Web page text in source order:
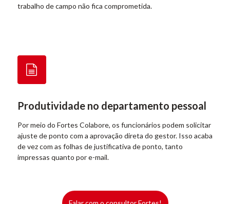
trabalho de campo não fica comprometida.
Produtividade no departamento pessoal
Por meio do Fortes Colabore, os funcionários podem solicitar
ajuste de ponto com a aprovação direta do gestor. Isso acaba
de vez com as folhas de justificativa de ponto, tanto
impressas quanto por e-mail.